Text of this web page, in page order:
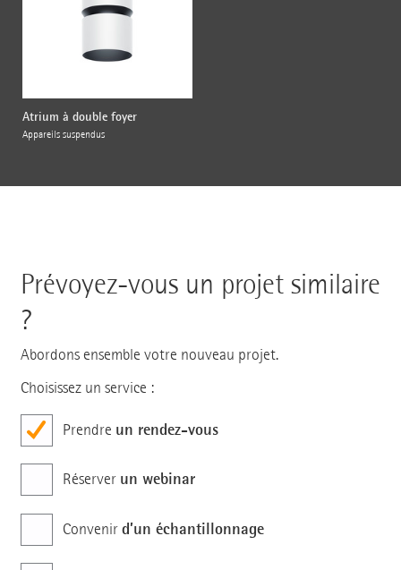
Atrium à double foyer
Appareils suspendus
Prévoyez-vous un projet similaire
?
Abordons ensemble votre nouveau projet.
Choisissez un service :
Prendre un rendez-vous
Réserver un webinar
Convenird’un échantillonnage